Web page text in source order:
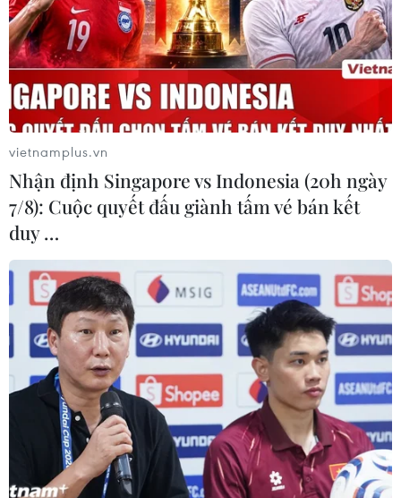
trong đó phấn đấu phát triển khoảng 10.000 căn nhà ở
cho thuê và nhà lưu trú công nhân.
Bộ trưởng Trần Hồng Minh: Nhà ở cho
thuê sẽ là phân khúc chiến lược
05/06/2026 07:12
Bộ trưởng Trần Hồng Minh đề cập chiến lược phát triển
nhà ở xã hội và cho thuê, hướng tới đáp ứng nhu cầu
vietnamplus.vn
Nhận định Singapore vs Indonesia (20h ngày
7/8): Cuộc quyết đấu giành tấm vé bán kết
duy …